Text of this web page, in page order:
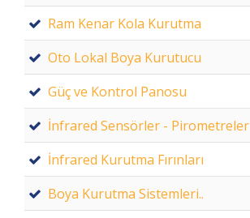
Ram Kenar Kola Kurutma
Oto Lokal Boya Kurutucu
Güç ve Kontrol Panosu
İnfrared Sensörler - Pirometreler
İnfrared Kurutma Fırınları
Boya Kurutma Sistemleri..